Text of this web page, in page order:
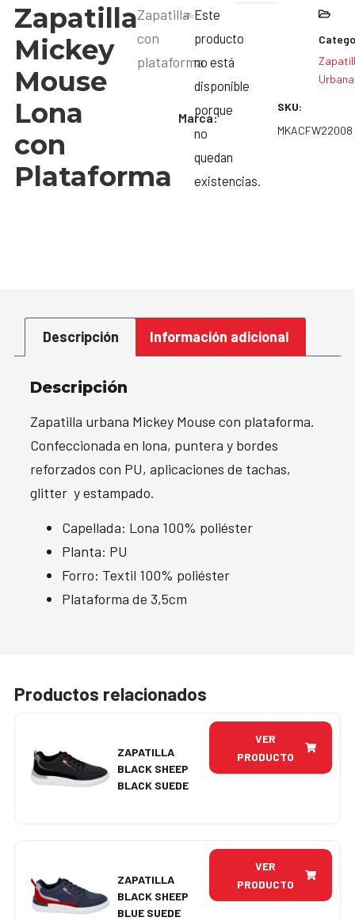
Zapatilla
Mickey
Mouse
Lona
con
Plataforma
Zapatilla
con
plataforma
Marca:
Este
producto
no está
disponible
porque
no
quedan
existencias.
SKU:
MKACFW22008
Descripción Información adicional
Descripción
Zapatilla urbana Mickey Mouse con plataforma.
Confeccionada en lona, puntera y bordes
reforzados con PU, aplicaciones de tachas,
glitter y estampado.
Capellada: Lona 100% poliéster
Planta: PU
Forro: Textil 100% poliéster
Plataforma de 3,5cm
Productos relacionados
ZAPATILLA
BLACK SHEEP
BLACK SUEDE
VER
PRODUCTO
ZAPATILLA
BLACK SHEEP
BLUE SUEDE
VER
PRODUCTO